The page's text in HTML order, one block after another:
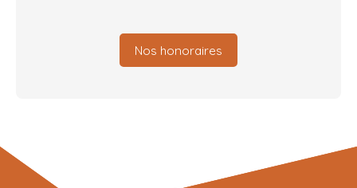
Nos honoraires